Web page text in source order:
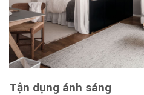
Tận dụng ánh sáng